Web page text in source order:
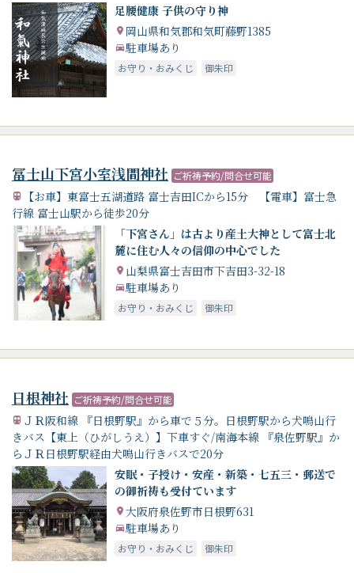
足腰健康 子供の守り神
岡山県和気郡和気町藤野1385
駐車場あり
お守り・おみくじ 御朱印
冨士山下宮小室浅間神社 ご祈祷予約/問合せ可能
【お車】東富士五湖道路 富士吉田ICから15分 【電車】富士急
行線 富士山駅から徒歩20分
「下宮さん」は古より産土大神として富士北
麓に住む人々の信仰の中心でした
山梨県富士吉田市下吉田3-32-18
駐車場あり
お守り・おみくじ 御朱印
日根神社 ご祈祷予約/問合せ可能
ＪＲ阪和線 『日根野駅』から車で５分。日根野駅から犬鳴山行
きバス【東上（ひがしうえ）】下車すぐ/南海本線 『泉佐野駅』か
らＪＲ日根野駅経由犬鳴山行きバスで20分
安眠・子授け・安産・新築・七五三・郵送で
の御祈祷も受付ています
大阪府泉佐野市日根野631
駐車場あり
お守り・おみくじ 御朱印